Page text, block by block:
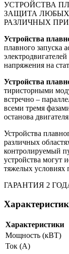
УСТРОЙСТВА
ЗАЩИТА
РАЗЛИЧНЫХ
Устройства
плавного запуска
напряжения на
Устройства
тиристорными
встречно –
всеми тремя
останова
Устройства
различных
контролируемый
устройства могут
тяжелых условиях
ГАРАНТИЯ 2
Характеристики
Мощность (кВТ)
Ток (A)